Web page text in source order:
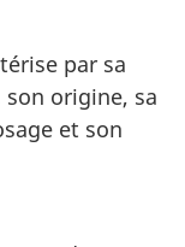
par sa
origine, sa
et son